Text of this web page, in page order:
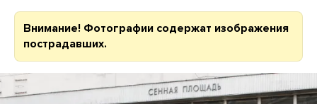
Внимание! Фотографии содержат изображения
пострадавших.